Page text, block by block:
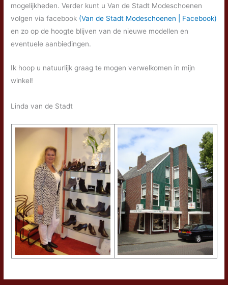
mogelijkheden. Verder kunt u Van de Stadt Modeschoenen
volgen via facebook (Van de Stadt Modeschoenen | Facebook)
en zo op de hoogte blijven van de nieuwe modellen en
eventuele aanbiedingen.
Ik hoop u natuurlijk graag te mogen verwelkomen in mijn
winkel!
Linda van de Stadt